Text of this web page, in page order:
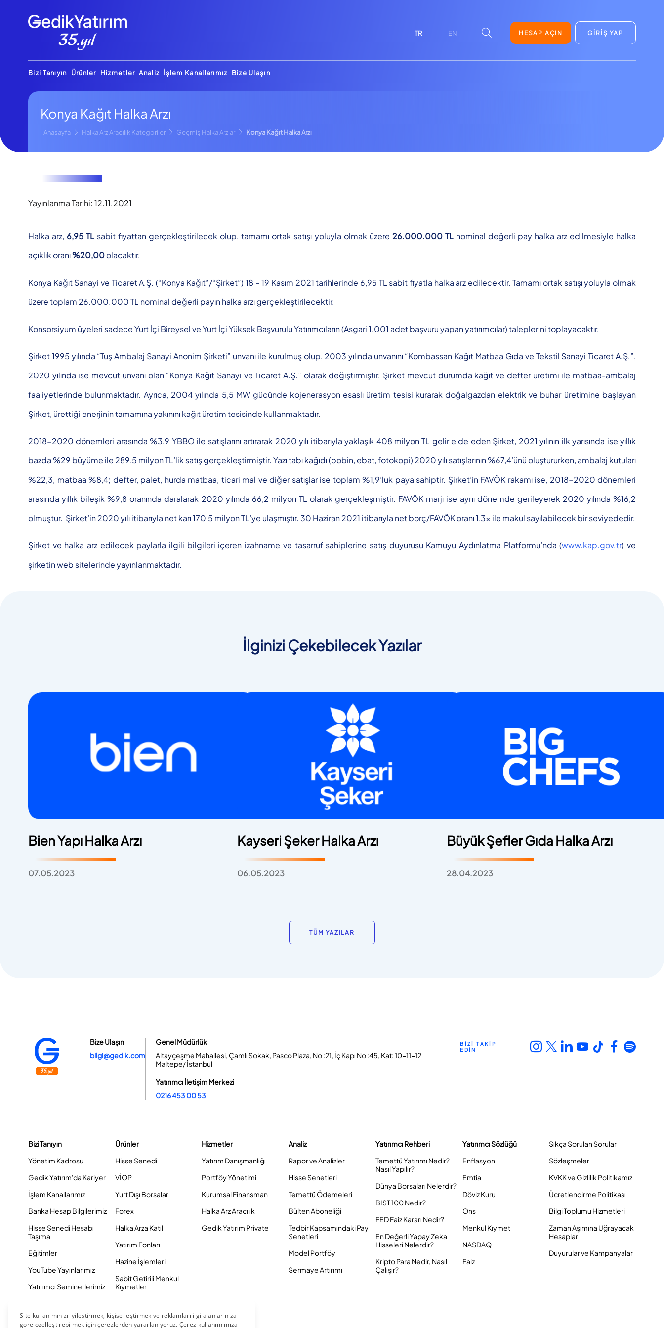
TR EN HESAP AÇIN GİRİŞ YAP
Bizi Tanıyın Ürünler Hizmetler Analiz İşlem Kanallarımız Bize Ulaşın
Konya Kağıt Halka Arzı
Anasayfa Halka Arz Aracılık Kategoriler Geçmiş Halka Arzlar Konya Kağıt Halka Arzı
Yayınlanma Tarihi: 12.11.2021
Halka arz, 6,95 TL sabit fiyattan gerçekleştirilecek olup, tamamı ortak satışı yoluyla olmak üzere 26.000.000 TL nominal değerli pay halka arz edilmesiyle halka
açıklık oranı%20,00olacaktır.
Konya Kağıt Sanayi ve Ticaret A.Ş. (“Konya Kağıt”/“Şirket”) 18 – 19 Kasım 2021 tarihlerinde 6,95 TL sabit fiyatla halka arz edilecektir. Tamamı ortak satışı yoluyla olmak
üzere toplam 26.000.000 TL nominal değerli payın halka arzı gerçekleştirilecektir.
Konsorsiyum üyeleri sadece Yurt İçi Bireysel ve Yurt İçi Yüksek Başvurulu Yatırımcıların (Asgari 1.001 adet başvuru yapan yatırımcılar) taleplerini toplayacaktır.
Şirket 1995 yılında “Tuş Ambalaj Sanayi Anonim Şirketi” unvanı ile kurulmuş olup, 2003 yılında unvanını “Kombassan Kağıt Matbaa Gıda ve Tekstil Sanayi Ticaret A.Ş.”,
2020 yılında ise mevcut unvanı olan “Konya Kağıt Sanayi ve Ticaret A.Ş.” olarak değiştirmiştir. Şirket mevcut durumda kağıt ve defter üretimi ile matbaa-ambalaj
faaliyetlerinde bulunmaktadır. Ayrıca, 2004 yılında 5,5 MW gücünde kojenerasyon esaslı üretim tesisi kurarak doğalgazdan elektrik ve buhar üretimine başlayan
Şirket, ürettiği enerjinin tamamına yakınını kağıt üretim tesisinde kullanmaktadır.
2018-2020 dönemleri arasında %3,9 YBBO ile satışlarını artırarak 2020 yılı itibarıyla yaklaşık 408 milyon TL gelir elde eden Şirket, 2021 yılının ilk yarısında ise yıllık
bazda %29 büyüme ile 289,5 milyon TL’lik satış gerçekleştirmiştir. Yazı tabı kağıdı (bobin, ebat, fotokopi) 2020 yılı satışlarının %67,4’ünü oluştururken, ambalaj kutuları
%22,3, matbaa %8,4; defter, palet, hurda matbaa, ticari mal ve diğer satışlar ise toplam %1,9’luk paya sahiptir. Şirket’in FAVÖK rakamı ise, 2018-2020 dönemleri
arasında yıllık bileşik %9,8 oranında daralarak 2020 yılında 66,2 milyon TL olarak gerçekleşmiştir. FAVÖK marjı ise aynı dönemde gerileyerek 2020 yılında %16,2
olmuştur. Şirket’in 2020 yılı itibarıyla net karı 170,5 milyon TL’ye ulaşmıştır. 30 Haziran 2021 itibarıyla net borç/FAVÖK oranı 1,3x ile makul sayılabilecek bir seviyededir.
Şirket ve halka arz edilecek paylarla ilgili bilgileri içeren izahname ve tasarruf sahiplerine satış duyurusu Kamuyu Aydınlatma Platformu’nda (www.kap.gov.tr) ve
şirketin web sitelerinde yayınlanmaktadır.
İlginizi Çekebilecek Yazılar
Bien Yapı Halka Arzı
07.05.2023
Kayseri Şeker Halka Arzı
06.05.2023
Büyük Şefler Gıda Halka Arzı
28.04.2023
TÜM YAZILAR
Bize Ulaşın
bilgi@gedik.com
Genel Müdürlük
Altayçeşme Mahallesi, Çamlı Sokak, Pasco Plaza, No :21, İç Kapı No :45, Kat: 10-11-12
Maltepe/ İstanbul
Yatırımcı İletişim Merkezi
0216 453 00 53
BİZİ TAKİP
EDİN
Bizi Tanıyın
Yönetim Kadrosu
Gedik Yatırım'da Kariyer
İşlem Kanallarımız
Banka Hesap Bilgilerimiz
Hisse Senedi Hesabı
Taşıma
Eğitimler
YouTube Yayınlarımız
Yatırımcı Seminerlerimiz
Ürünler
Hisse Senedi
VİOP
Yurt Dışı Borsalar
Forex
Halka Arza Katıl
Yatırım Fonları
Hazine İşlemleri
Sabit Getirili Menkul
Kıymetler
Tahvil ve Bono
Hizmetler
Yatırım Danışmanlığı
Portföy Yönetimi
Kurumsal Finansman
Halka Arz Aracılık
Gedik Yatırım Private
Analiz
Rapor ve Analizler
Hisse Senetleri
Temettü Ödemeleri
Bülten Aboneliği
Tedbir Kapsamındaki Pay
Senetleri
Model Portföy
Sermaye Artırımı
Yatırımcı Rehberi
Temettü Yatırımı Nedir?
Nasıl Yapılır?
Dünya Borsaları Nelerdir?
BIST 100 Nedir?
FED Faiz Kararı Nedir?
En Değerli Yapay Zeka
Hisseleri Nelerdir?
Kripto Para Nedir, Nasıl
Çalışır?
Yatırımcı Sözlüğü
Enflasyon
Emtia
Döviz Kuru
Ons
Menkul Kıymet
NASDAQ
Faiz
Sıkça Sorulan Sorular
Sözleşmeler
KVKK ve Gizlilik Politikamız
Ücretlendirme Politikası
Bilgi Toplumu Hizmetleri
Zaman Aşımına Uğrayacak
Hesaplar
Duyurular ve Kampanyalar